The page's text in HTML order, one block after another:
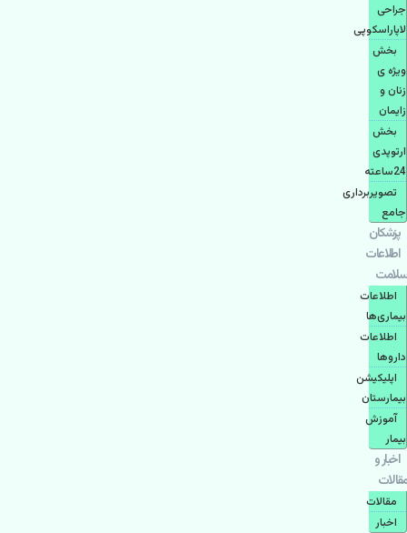
جراحی
لاپاراسکوپی
بخش
ویژه ی
زنان و
زایمان
بخش
ارتوپدی
24ساعته
تصویربرداری
جامع
پزشكان
اطلاعات
سلامت
اطلاعات
بیماری‌ها
اطلاعات
دارو‌ها
اپليكيشن
بيمارستان
آموزش
بیمار
اخبار و
مقالات
مقالات
اخبار